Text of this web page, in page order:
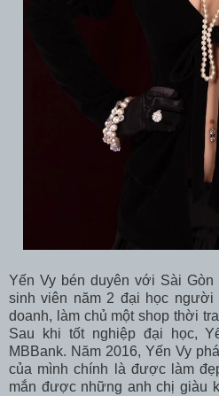
Yến Vy bén duyên với Sài
sinh viên năm 2 đại học người
doanh, làm chủ một shop thời
Sau khi tốt nghiệp đại học,
MBBank. Năm 2016, Yến Vy
của mình chính là được làm
mắn được những anh chị giàu